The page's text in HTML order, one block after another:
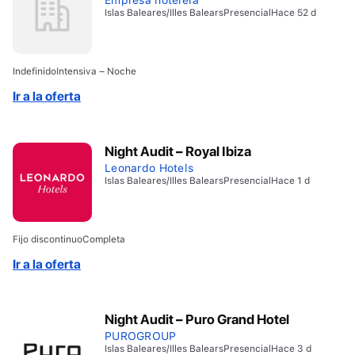
Islas Baleares/Illes BalearsPresencialHace 52 d
IndefinidoIntensiva – Noche
Ir a la oferta
Night Audit – Royal Ibiza
Leonardo Hotels
Islas Baleares/Illes BalearsPresencialHace 1 d
Fijo discontinuoCompleta
Ir a la oferta
Night Audit – Puro Grand Hotel
PUROGROUP
Islas Baleares/Illes BalearsPresencialHace 3 d